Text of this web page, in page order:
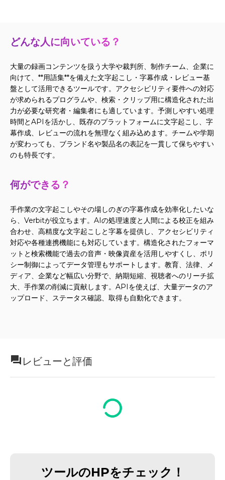
どんな人に向いている？
大量の録画コンテンツを扱う大学や裁判所、制作チーム、企業に
向けて、**用語集**を備えた文字起こし・字幕作成・レビュー基
盤として活用できるツールです。アクセシビリティ要件への対応
が求められるプログラムや、検索・クリップ用に構造化された出
力が必要な研究者・編集者にも適しています。予測しやすい処理
時間とAPIを活かし、既存のプラットフォームに文字起こし、字
幕作成、レビューの流れを無理なく組み込めます。チームや学期
が変わっても、ブランド名や製品名の表記を一貫して保ちやすい
のも特長です。
何ができる？
手作業の文字起こしやその場しのぎの字幕作成を効率化したいな
ら、Verbitが役立ちます。AIの処理速度と人間による校正を組み
合わせ、高精度な文字起こしと字幕を提供し、アクセシビリティ
対応や各種連携機能にも対応しています。構造化されたフォーマ
ットと検索機能で過去の音声・映像資産を活用しやすくし、ポリ
シー制御によってデータ管理もサポートします。教育、法律、メ
ディア、企業など幅広い分野で、納期短縮、視聴者へのリーチ拡
大、手作業の削減に貢献します。APIを使えば、大量データのア
ップロード、ステータス確認、取得も自動化できます。
レビューと評価
ツールのHPをチェック！